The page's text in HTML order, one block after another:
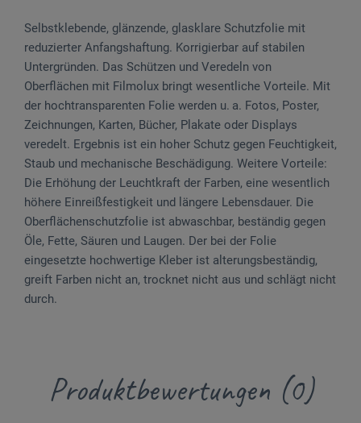
Selbstklebende, glänzen­­de, glasklare Schutzfolie mit
reduzierter An­­fangs­haftung. Korrigierbar auf stabilen
Untergründen. Das Schützen und Veredeln von
Oberflächen mit Filmolux bringt wesentliche Vorteile. Mit
der hochtransparenten Folie werden u. a. Fotos, Poster,
Zeichnungen, Karten, Bücher, Plakate oder Displays
veredelt. Ergeb­nis ist ein hoher Schutz gegen Feuch­tigkeit,
Staub und mechanische Be­schä­digung. Weitere Vorteile:
Die Erhöhung der Leucht­kraft der Farben, eine wesentlich
höhere Einreißfestigkeit und längere Lebens­dauer. Die
Ober­flächen­schutzfolie ist abwaschbar, beständig gegen
Öle, Fette, Säuren und Laugen. Der bei der Folie
eingesetzte hochwertige Kleber ist alterungsbeständig,
greift Farben nicht an, trocknet nicht aus und schlägt nicht
durch­.
Produktbewertungen (0)